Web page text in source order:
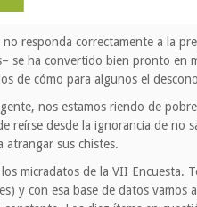
responda correctamente a la
se ha convertido bien pronto en
de cómo para algunos el
nos estamos riendo de
reírse desde la ignorancia de
atrangar sus chistes.
micradatos de la VII Encuesta.
y con esa base de datos